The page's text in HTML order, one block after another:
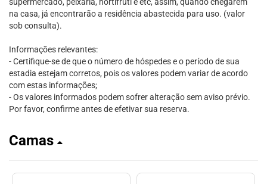
na casa, já encontrarão a residência abastecida para uso. (valor
sob consulta).
Informações relevantes:
- Certifique-se de que o número de hóspedes e o período de sua
estadia estejam corretos, pois os valores podem variar de acordo
com estas informações;
- Os valores informados podem sofrer alteração sem aviso prévio.
Por favor, confirme antes de efetivar sua reserva.
Camas